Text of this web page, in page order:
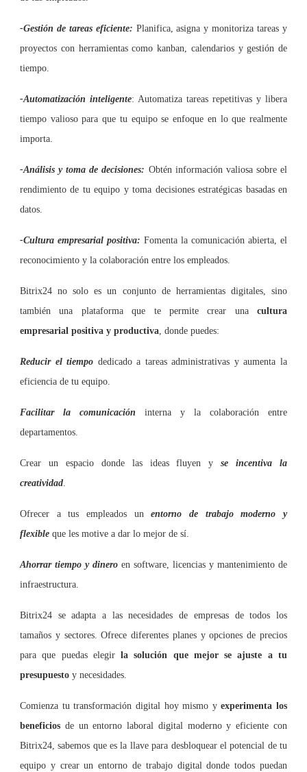
-Gestión de tareas eficiente: Planifica, asigna y monitoriza tareas y
proyectos con herramientas como kanban, calendarios y gestión de
tiempo.
-Automatización inteligente: Automatiza tareas repetitivas y libera
tiempo valioso para que tu equipo se enfoque en lo que realmente
importa.
-Análisis y toma de decisiones: Obtén información valiosa sobre el
rendimiento de tu equipo y toma decisiones estratégicas basadas en
datos.
-Cultura empresarial positiva: Fomenta la comunicación abierta, el
reconocimiento y la colaboración entre los empleados.
Bitrix24 no solo es un conjunto de herramientas digitales, sino
también una plataforma que te permite crear una cultura
empresarial positiva y productiva, donde puedes:
Reducir el tiempo dedicado a tareas administrativas y aumenta la
eficiencia de tu equipo.
Facilitar la comunicación interna y la colaboración entre
departamentos.
Crear un espacio donde las ideas fluyen yse incentiva la
creatividad.
Ofrecer a tus empleados unentorno de trabajo moderno y
flexible que les motive a dar lo mejor de sí.
Ahorrar tiempo y dinero en software, licencias y mantenimiento de
infraestructura.
Bitrix24 se adapta a las necesidades de empresas de todos los
tamaños y sectores. Ofrece diferentes planes y opciones de precios
para que puedas elegirla solución que mejor se ajuste a tu
presupuesto y necesidades.
Comienza tu transformación digital hoy mismo yexperimenta los
beneficios de un entorno laboral digital moderno y eficiente con
Bitrix24, sabemos que es la llave para desbloquear el potencial de tu
equipo y crear un entorno de trabajo digital donde todos puedan